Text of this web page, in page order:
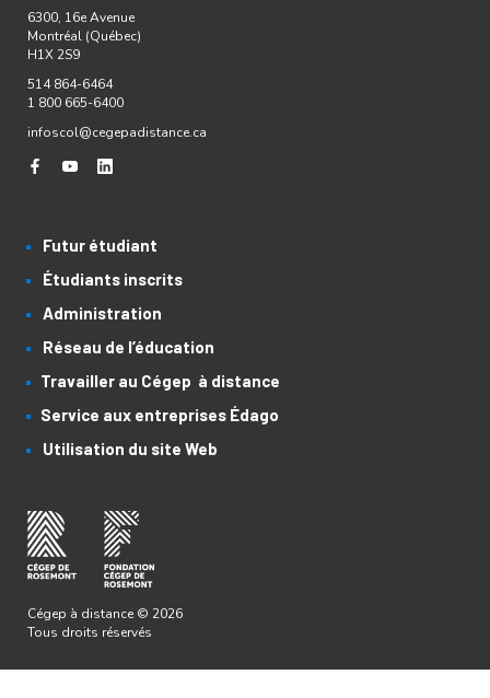
6300, 16e Avenue
Montréal (Québec)
H1X 2S9
514 864-6464
1 800 665-6400
infoscol@cegepadistance.ca
Futur étudiant
Étudiants inscrits
Administration
Réseau de l’éducation
Travailler au Cégep à distance
Service aux entreprises Édago
Utilisation du site Web
Cégep à distance © 2026
Tous droits réservés